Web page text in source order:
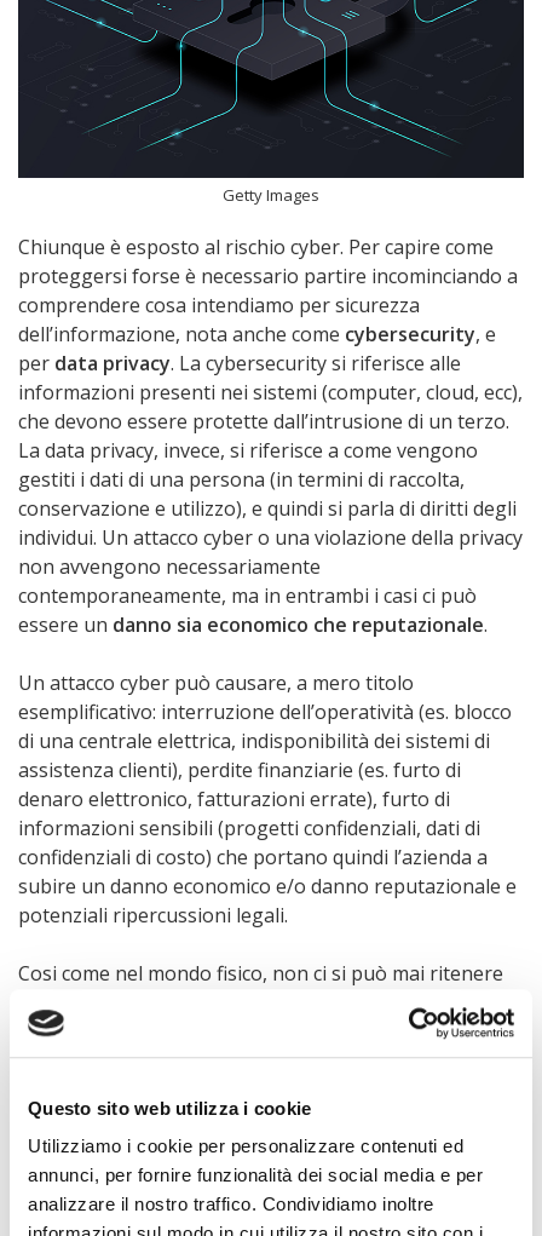
Questo sito web utilizza i cookie
Utilizziamo i cookie per personalizzare contenuti ed
annunci, per fornire funzionalità dei social media e per
analizzare il nostro traffico. Condividiamo inoltre
Getty Images
Chiunque è esposto al rischio cyber. Per capire come
proteggersi forse è necessario partire incominciando a
comprendere cosa intendiamo per sicurezza
dell’informazione, nota anche come cybersecurity, e
per data privacy. La cybersecurity si riferisce alle
informazioni presenti nei sistemi (computer, cloud, ecc),
che devono essere protette dall’intrusione di un terzo.
La data privacy, invece, si riferisce a come vengono
gestiti i dati di una persona (in termini di raccolta,
conservazione e utilizzo), e quindi si parla di diritti degli
individui. Un attacco cyber o una violazione della privacy
non avvengono necessariamente
contemporaneamente, ma in entrambi i casi ci può
essere un danno sia economico che reputazionale.
Un attacco cyber può causare, a mero titolo
esemplificativo: interruzione dell’operatività (es. blocco
di una centrale elettrica, indisponibilità dei sistemi di
assistenza clienti), perdite finanziarie (es. furto di
denaro elettronico, fatturazioni errate), furto di
informazioni sensibili (progetti confidenziali, dati di
confidenziali di costo) che portano quindi l’azienda a
subire un danno economico e/o danno reputazionale e
potenziali ripercussioni legali.
Cosi come nel mondo fisico, non ci si può mai ritenere
completamente al sicuro, altrettanto vero è nello
spazio cibernetico. L’organizzazione purtroppo non
può controllare le minacce: quello che può e deve fare è
readiness.
Un rischio di business